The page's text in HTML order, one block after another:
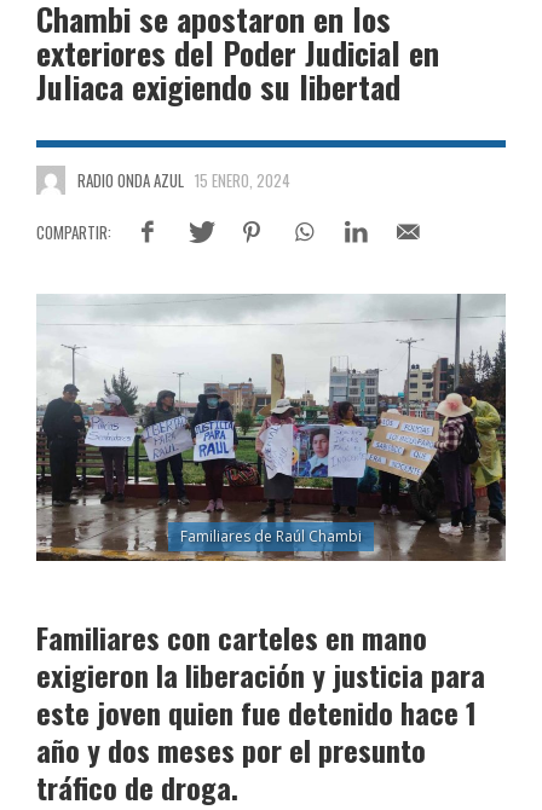
Chambi se apostaron en los
exteriores del Poder Judicial en
Juliaca exigiendo su libertad
RADIO ONDA AZUL 15 ENERO, 2024
Familiares de Raúl Chambi
Familiares con carteles en mano
exigieron la liberación y justicia para
este joven quien fue detenido hace 1
año y dos meses por el presunto
tráfico de droga.